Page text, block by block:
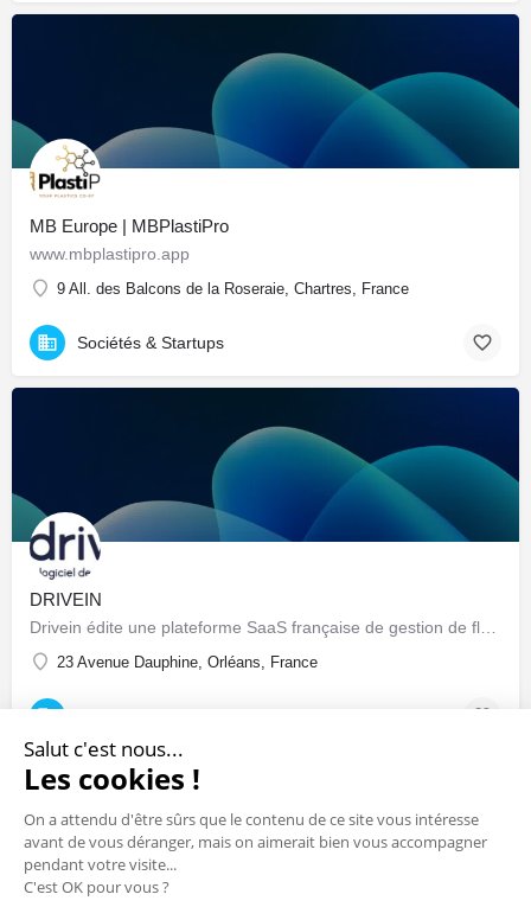
MB Europe | MBPlastiPro
www.mbplastipro.app
9 All. des Balcons de la Roseraie, Chartres, France
Sociétés & Startups
DRIVEIN
23 Avenue Dauphine, Orléans, France
Salut c'est nous...
Les cookies !
On a attendu d'être sûrs que le contenu de ce site vous intéresse
avant de vous déranger, mais on aimerait bien vous accompagner
pendant votre visite...
C'est OK pour vous ?